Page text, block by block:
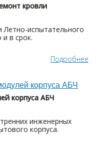
кровли
испытательного
в срок.
Подробнее
корпуса АБЧ
инженерных
корпуса.